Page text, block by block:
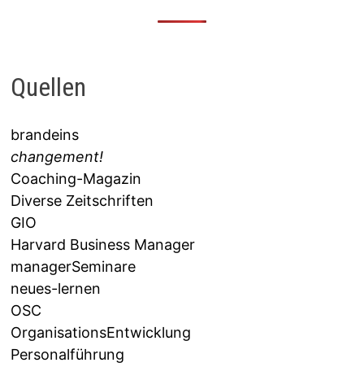
Quellen
brandeins
changement!
Coaching-Magazin
Diverse Zeitschriften
GIO
Harvard Business Manager
managerSeminare
neues-lernen
OSC
OrganisationsEntwicklung
Personalführung